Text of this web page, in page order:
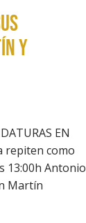
Y
EN
repiten como
13:00h Antonio
Martín